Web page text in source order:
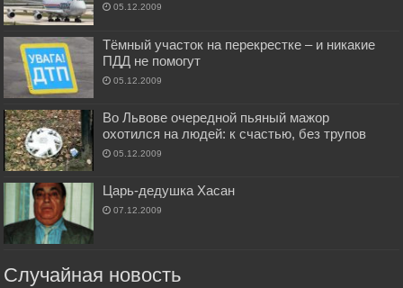
05.12.2009
Тёмный участок на перекрестке – и никакие
ПДД не помогут
05.12.2009
Во Львове очередной пьяный мажор
охотился на людей: к счастью, без трупов
05.12.2009
Царь-дедушка Хасан
07.12.2009
Случайная новость